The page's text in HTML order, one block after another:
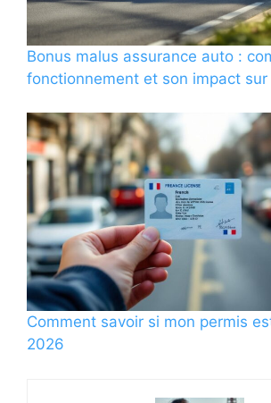
Bonus malus assurance auto :
fonctionnement et son impact
Comment savoir si mon permis
2026